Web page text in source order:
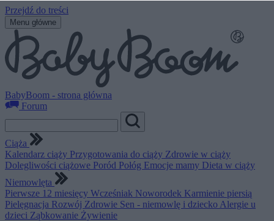
Przejdź do treści
Menu główne
BabyBoom - strona główna
Forum
Ciąża
Kalendarz ciąży Przygotowania do ciąży Zdrowie w ciąży
Dolegliwości ciążowe Poród Połóg Emocje mamy Dieta w ciąży
Niemowlęta
Pierwsze 12 miesięcy Wcześniak Noworodek Karmienie piersią
Pielęgnacja Rozwój Zdrowie Sen - niemowlę i dziecko Alergie u
dzieci Ząbkowanie Żywienie